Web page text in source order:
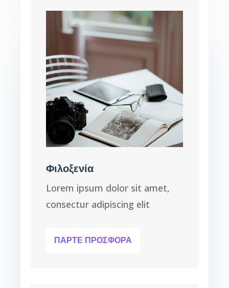
Φιλοξενία
Lorem ipsum dolor sit amet,
consectur adipiscing elit
ΠΆΡΤΕ ΠΡΟΣΦΟΡΆ